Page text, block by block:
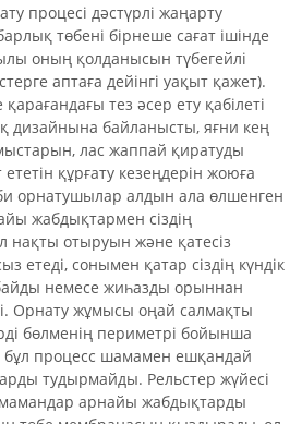
процесі дәстүрлі жаңарту
төбені бірнеше сағат ішінде
оның қолданысын түбегейлі
аптаға дейінгі уақыт қажет).
тез әсер ету қабілеті
дизайнына байланысты, яғни кең
лас жаппай қиратуды
құрғату кезеңдерін жоюға
орнатушылар алдын ала өлшенген
жабдықтармен сіздің
нақты отыруын және қатесіз
етеді, сонымен қатар сіздің күндік
немесе жиһазды орыннан
Орнату жұмысы оңай салмақты
бөлменің периметрі бойынша
бұл процесс шамамен ешқандай
тудырмайды. Рельстер жүйесі
арнайы жабдықтарды